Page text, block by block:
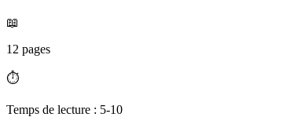
📖
12 pages
⏱️
Temps de lecture : 5-10